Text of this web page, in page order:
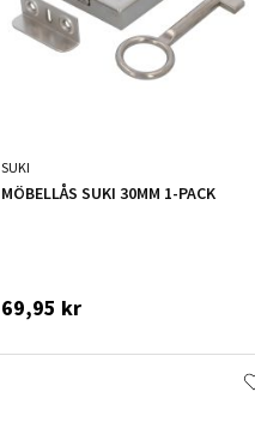
SUKI
MÖBELLÅS SUKI 30MM 1-PACK
69,95 kr